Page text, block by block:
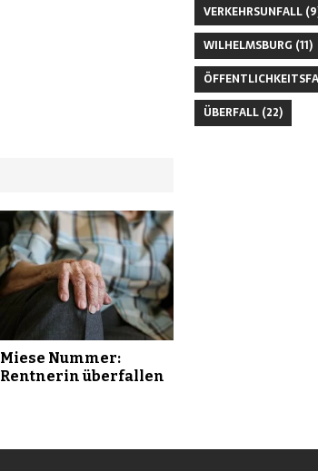
Miese Nummer:
Rentnerin überfallen
VERKEHRSUNFALL
WILHELMSBURG (11)
ÜBERFALL(22)